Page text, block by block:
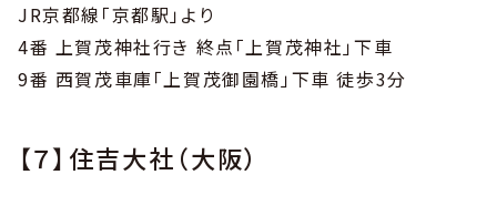
JR京都線「京都駅」より
4番 上賀茂神社行き 終点「上賀茂神社」下車
9番 西賀茂車庫「上賀茂御園橋」下車 徒歩3分
【７】住吉大社（大阪）